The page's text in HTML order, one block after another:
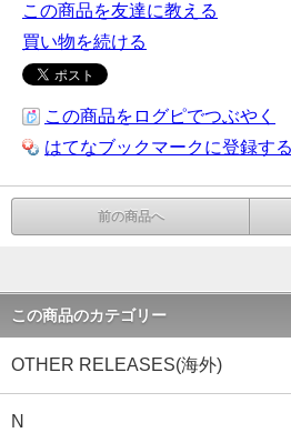
この商品を友達に教える
買い物を続ける
この商品をログピでつぶやく
はてなブックマークに登録する
前の商品へ
この商品のカテゴリー
OTHER RELEASES(海外)
N